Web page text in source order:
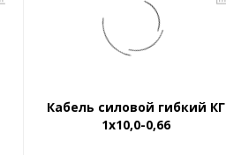
Кабель силовой гибкий КГ
1x10,0-0,66